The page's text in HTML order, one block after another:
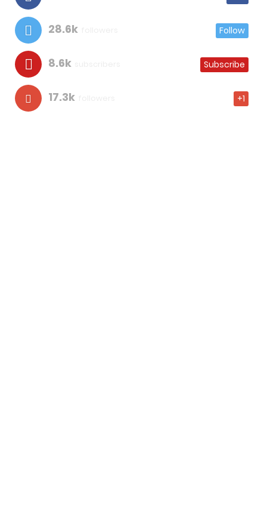
28.6k Follow
8.6k Subscribe
17.3k +1